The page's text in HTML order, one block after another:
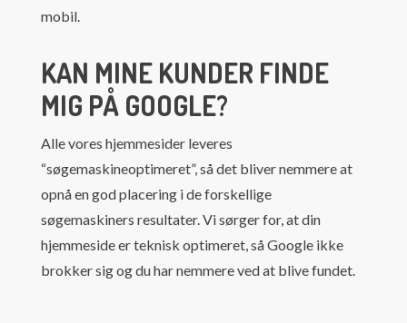
mobil.
KAN MINE KUNDER FINDE
MIG PÅ GOOGLE?
Alle vores hjemmesider leveres
“søgemaskineoptimeret”, så det bliver nemmere at
opnå en god placering i de forskellige
søgemaskiners resultater. Vi sørger for, at din
hjemmeside er teknisk optimeret, så Google ikke
brokker sig og du har nemmere ved at blive fundet.